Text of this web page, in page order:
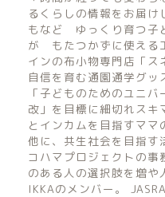
るくらしの情報をお届け
もなど ゆっくり育つ子
が もたつかずに使える
インの布小物専門店「ス
自信を育む通園通学グッ
「子どものためのユニ
改」を目標に細切れスキ
とインカムを目指すママ
他に、共生社会を目指す
コハマプロジェクトの事
のある人の選択肢を増や
IKKAのメンバー。